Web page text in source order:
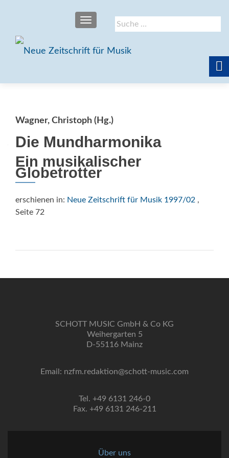
Suche
nach:
SCHALTE NAVIGATION
Wagner, Christoph (Hg.)
Die Mundharmonika
Ein musikalischer
Globetrotter
erschienen in: Neue Zeitschrift für Musik 1997/02 ,
Seite 72
SCHOTT MUSIC GmbH & Co KG
Weihergarten 5
D-55116 Mainz
Email: nzfm.redaktion@schott-music.com
Tel. +49 6131 246-0
Fax. +49 6131 246-211
Über uns